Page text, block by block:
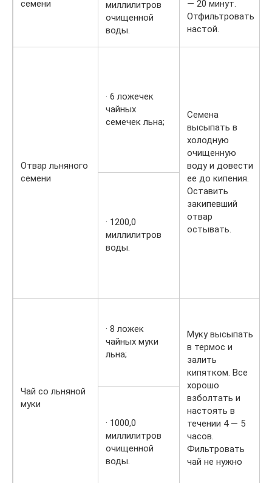
семени
— 20 минут.
Отфильтровать
настой.
миллилитров
очищенной
воды.
Отвар льняного
семени
· 6 ложечек
чайных
семечек льна;
Семена
высыпать в
холодную
очищенную
воду и довести
ее до кипения.
Оставить
закипевший
отвар
остывать.
· 1200,0
миллилитров
воды.
Чай со льняной
муки
· 8 ложек
чайных муки
льна;
Муку высыпать
в термос и
залить
кипятком. Все
хорошо
взболтать и
настоять в
течении 4 — 5
часов.
Фильтровать
чай не нужно
· 1000,0
миллилитров
очищенной
воды.